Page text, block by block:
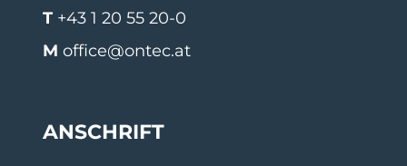
T +43 1 20 55 20-0
M office@ontec.at
ANSCHRIFT